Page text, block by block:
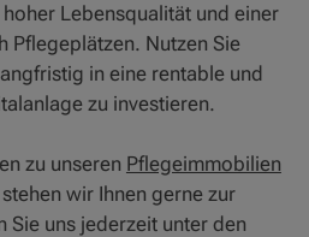
Lebensqualität und einer
Pflegeplätzen. Nutzen Sie
in eine rentable und
zu investieren.
zu unseren Pflegeimmobilien
wir Ihnen gerne zur
Sie uns jederzeit unter den